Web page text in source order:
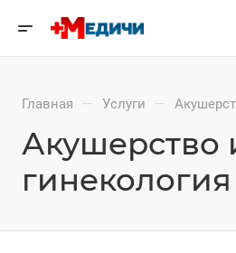
Главная — Услуги —
Акушерство
гинекология